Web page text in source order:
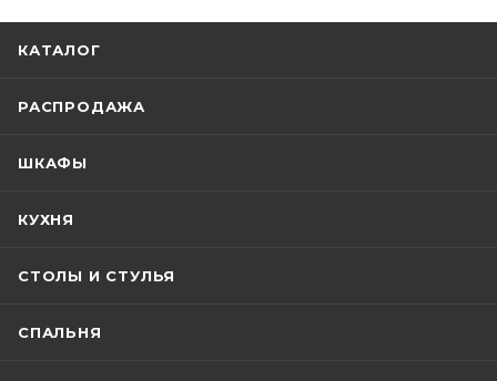
КАТАЛОГ
РАСПРОДАЖА
ШКАФЫ
КУХНЯ
СТОЛЫ И СТУЛЬЯ
СПАЛЬНЯ